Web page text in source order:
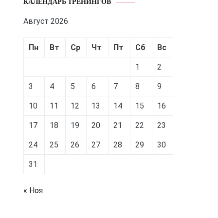
Август 2026
Пн Вт Ср Чт Пт Сб Вс
1 2
3 4 5 6 7 8 9
10 11 12 13 14 15 16
17 18 19 20 21 22 23
24 25 26 27 28 29 30
31
« Ноя